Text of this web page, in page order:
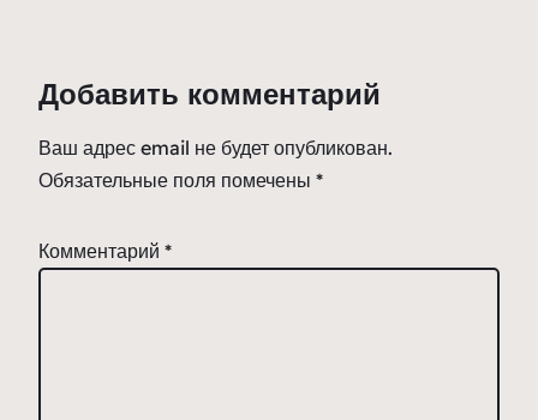
Добавить комментарий
Ваш адрес email не будет опубликован.
Обязательные поля помечены *
Комментарий *